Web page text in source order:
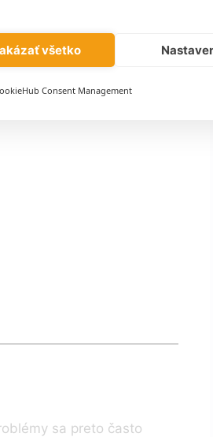
je reálne slabá WiFi:
sa preto často
všetko
Consent Management